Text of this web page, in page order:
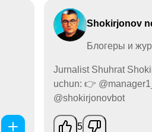
Shokirjonov
Блогеры и
Jurnalist Shuhrat
uchun: 👉
@shokirjonovbot
5